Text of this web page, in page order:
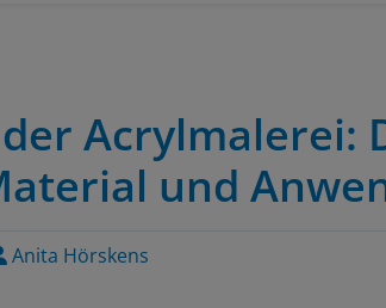
Acrylmalerei:
und
Anita Hörskens